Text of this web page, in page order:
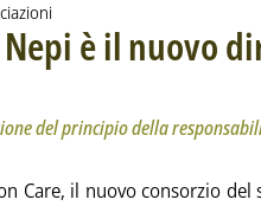
Nepi è il nuovo
favorire l'applicazione del principio
2022 alle 14.7.
del principio della
Care, il nuovo consorzio del